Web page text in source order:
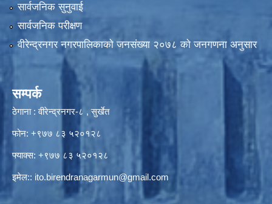
सार्वजनिक सुनुवाई
सार्वजनिक परीक्षण
वीरेन्द्रनगर नगरपालिकाकाे जनसंख्या २०७८ काे जनगणना अनुसार
सम्पर्क
ठेगाना : वीरेन्द्रनगर-८ , सुर्खेत
फोन: +९७७ ८३ ५२०१२८
फ्याक्स: +९७७ ८३ ५२०१२८
इमेल:: ito.birendranagarmun@gmail.com